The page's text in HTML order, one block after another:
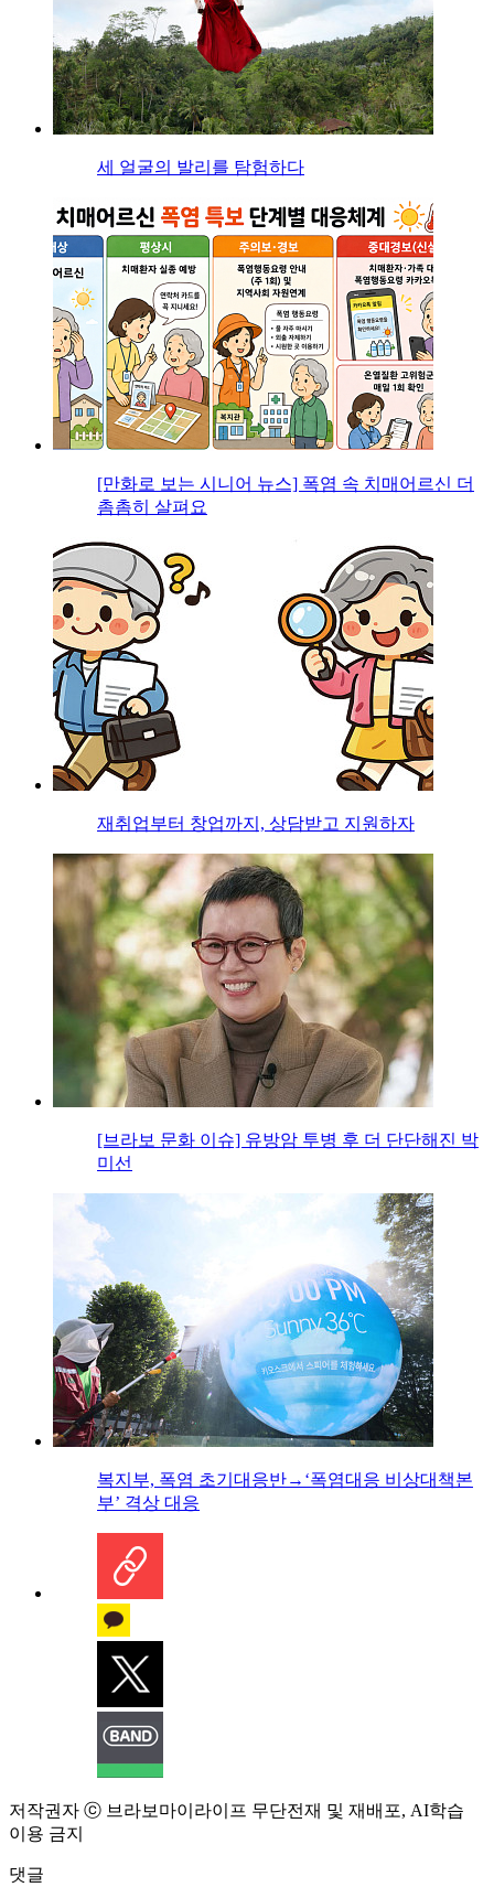
세 얼굴의 발리를 탐험하다
[만화로 보는 시니어 뉴스] 폭염 속 치매어르신 더
촘촘히 살펴요
재취업부터 창업까지, 상담받고 지원하자
[브라보 문화 이슈] 유방암 투병 후 더 단단해진 박
미선
복지부, 폭염 초기대응반→‘폭염대응 비상대책본
부’ 격상 대응
저작권자 ⓒ 브라보마이라이프 무단전재 및 재배포, AI학습
이용 금지
댓글